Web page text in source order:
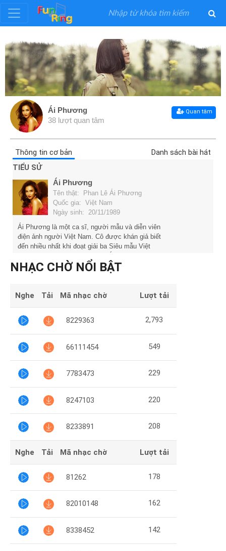
Đăng
ký
Đăng
nhập
Thể
Sĩ
Khuyến
Mại
Dẫn
Funring
Doanh
Nghiệp
Ái Phương
38 lượt quan tâm
Quan tâm
Thông tin cơ bản
Danh sách bài hát
TIỂU SỬ
Ái Phương
Tên thật: Phan Lê Ái Phương
Quốc gia: Việt Nam
Ngày sinh: 20/11/1989
Ái Phương là một ca sĩ, người mẫu và diễn viên
điện ảnh người Việt Nam. Cô được khán giả biết
đến nhiều nhất khi đoạt giải ba Siêu mẫu Việt
giải Ca sĩ triển vọng tại giải thưởng âm nhạc Làn
Sóng Xanh, cô cũng được nhận đề cử Nghệ sĩ
NHẠC CHỜ NỔI BẬT
Nghe Tải Mã nhạc chờ Lượt tải
8229363 2,793
66111454 549
7783473 229
8247103 220
8233891 208
Nghe Tải Mã nhạc chờ Lượt tải
81262 178
82010148 162
8338452 142